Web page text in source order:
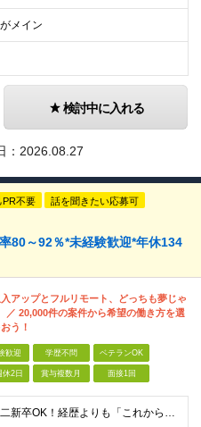
メイン
検討中に入れる
： 2026.08.27
PR不要 話を聞きたい応募可
80～92％*未経験歓迎*年休134
アップとフルリモート、どっちも夢じゃ
20,000件の案件から希望の働き方を選
う！
歓迎 学歴不問 ベテランOK
休2日 賞与複数月 面接1回
＼未経験・第二新卒OK！経歴よりも「これから」を重視します／ 学歴やブランク、転職回数は一切問いません。 「エンジニアとして一歩踏み出したい」 「もっと市場価値を高めたい」という純粋な意欲がある方を